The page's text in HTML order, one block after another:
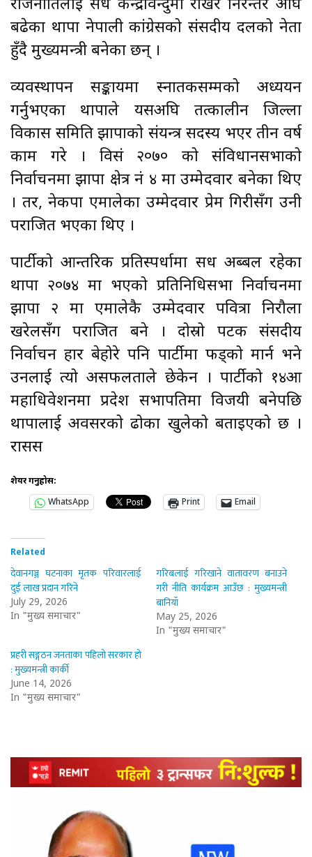
राजनीतिलाई सधैँ केन्द्रविन्दुमा राखेर निरन्तर अघि
बढेका थापा नेपाली कांग्रेसको संसदीय दलको नेता
हुँदै मुख्यमन्त्री बनेका छन् ।
व्यवस्थापन सङ्कायमा स्नातकसम्मको अध्ययन
गर्नुभएका थापाले यसअघि तत्कालीन जिल्ला
विकास समिति झापाको संयन्त्र सदस्य भएर तीन वर्ष
काम गरे । विसं २०७० को संविधानसभाको
निर्वाचनमा झापा क्षेत्र नं ४ मा उम्मेदवार बनेका थिए
। तर, नेकपा एमालेका उम्मेदवार प्रेम गिरीसँग उनी
पराजित भएका थिए ।
पार्टीको आन्तरिक प्रतिस्पर्धामा सधैँ अब्बल रहेका
थापा २०७४ मा भएको प्रतिनिधिसभा निर्वाचनमा
झापा २ मा एमालेकै उम्मेदवार पवित्रा निरौला
खरेलसँग पराजित बने । दोस्रो पटक संसदीय
निर्वाचन हार बेहोरे पनि पार्टीमा फड्को मार्न भने
उनलाई त्यो असफलताले छेकेन । पार्टीको १४औँ
महाधिवेशनमा प्रदेश सभापतिमा विजयी बनेपछि
थापालाई अवसरको ढोका खुलेको बताइएको छ ।
रासस
शेयर गर्नुहोस:
WhatsApp
Print Email
Related
देवानगञ्ज घटनाका मृतक परिवारलाई
दुई लाख प्रदान गरिने
July 29, 2026
In "मुख्य समाचार"
गरिबलाई गरिखाने वातावरण बनाउने
गरी नीति कार्यक्रम आउँछ : मुख्यमन्त्री
बानियाँ
May 25, 2026
In "मुख्य समाचार"
प्रहरी सङ्गठन जनताका पहिलो सरकार हो
: मुख्यमन्त्री कार्की
June 14, 2026
In "मुख्य समाचार"